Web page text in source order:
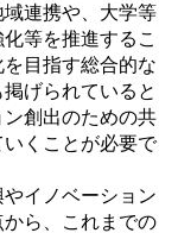
連携や、大学等
等を推進するこ
目指す総合的な
げられていると
創出のための共
くことが必要で
イノベーション
ら、これまでの